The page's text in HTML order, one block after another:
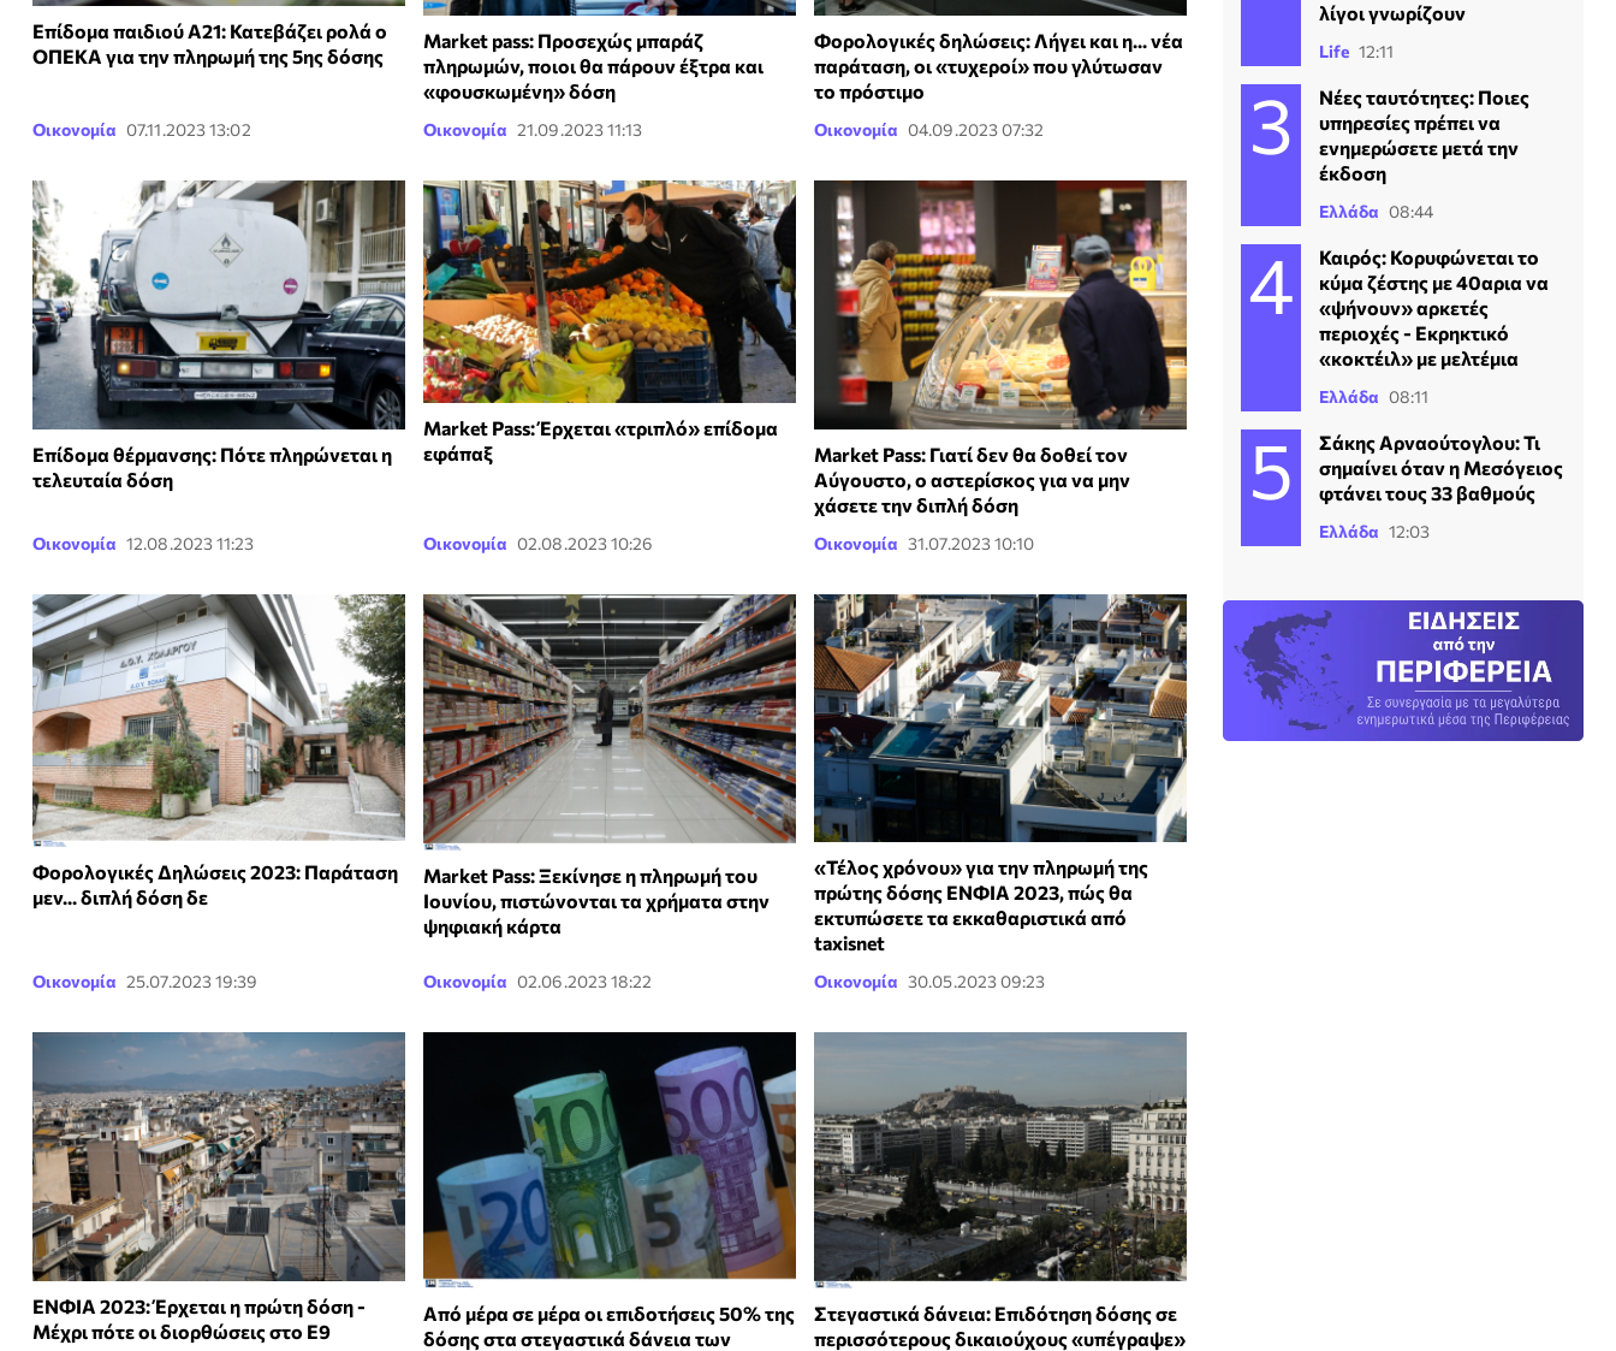
Επίδομα παιδιού Α21: Κατεβάζει ρολά ο
ΟΠΕΚΑ για την πληρωμή της 5ης δόσης
Οικονομία 07.11.2023 13:02
Market pass: Προσεχώς μπαράζ
πληρωμών, ποιοι θα πάρουν έξτρα και
«φουσκωμένη» δόση
Οικονομία 21.09.2023 11:13
Φορολογικές δηλώσεις: Λήγει και η... νέα
παράταση, οι «τυχεροί» που γλύτωσαν
το πρόστιμο
Οικονομία 04.09.2023 07:32
Επίδομα θέρμανσης: Πότε πληρώνεται η
τελευταία δόση
Οικονομία 12.08.2023 11:23
Market Pass: Έρχεται «τριπλό» επίδομα
εφάπαξ
Οικονομία 02.08.2023 10:26
Market Pass: Γιατί δεν θα δοθεί τον
Αύγουστο, ο αστερίσκος για να μην
χάσετε την διπλή δόση
Οικονομία 31.07.2023 10:10
Φορολογικές Δηλώσεις 2023: Παράταση
μεν... διπλή δόση δε
Οικονομία 25.07.2023 19:39
Market Pass: Ξεκίνησε η πληρωμή του
Ιουνίου, πιστώνονται τα χρήματα στην
ψηφιακή κάρτα
Οικονομία 02.06.2023 18:22
«Τέλος χρόνου» για την πληρωμή της
πρώτης δόσης ΕΝΦΙΑ 2023, πώς θα
εκτυπώσετε τα εκκαθαριστικά από
taxisnet
Οικονομία 30.05.2023 09:23
ΕΝΦΙΑ 2023: Έρχεται η πρώτη δόση -
Μέχρι πότε οι διορθώσεις στο Ε9
Από μέρα σε μέρα οι επιδοτήσεις 50% της
δόσης στα στεγαστικά δάνεια των
Στεγαστικά δάνεια: Επιδότηση δόσης σε
περισσότερους δικαιούχους «υπέγραψε»
λίγοι γνωρίζουν
Life 12:11
Νέες ταυτότητες: Ποιες
υπηρεσίες πρέπει να
ενημερώσετε μετά την
έκδοση
Ελλάδα 08:44
Καιρός: Κορυφώνεται το
κύμα ζέστης με 40αρια να
«ψήνουν» αρκετές
περιοχές - Εκρηκτικό
«κοκτέιλ» με μελτέμια
Ελλάδα 08:11
Σάκης Αρναούτογλου: Τι
σημαίνει όταν η Μεσόγειος
φτάνει τους 33 βαθμούς
Ελλάδα 12:03